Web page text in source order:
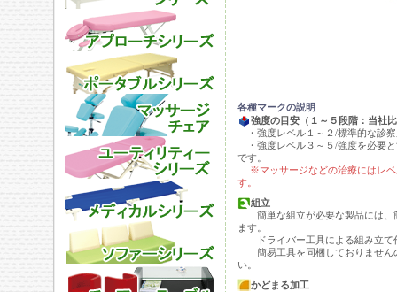
各種マークの説明
強度の目安（１～５段階：当社
・強度レベル１～２/標準的な診
・強度レベル３～５/強度を必要
です。
※マッサージなどの治療にはレ
す。
組立
簡単な組立が必要な製品には、
ます。
ドライバー工具による組み立て
簡易工具を同梱しておりません
い。
かどまる加工